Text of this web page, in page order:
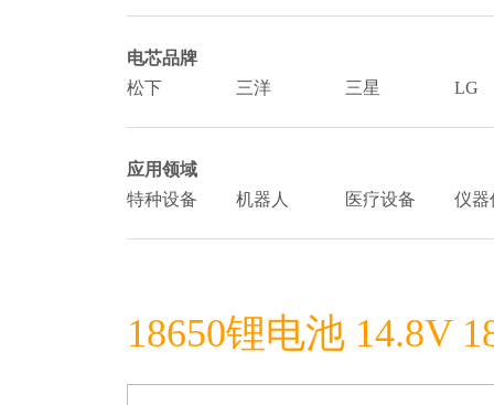
电芯品牌
松下
三洋 三星 LG
应用领域
特种设备
机器人 医疗设备 仪器
18650锂电池 14.8V